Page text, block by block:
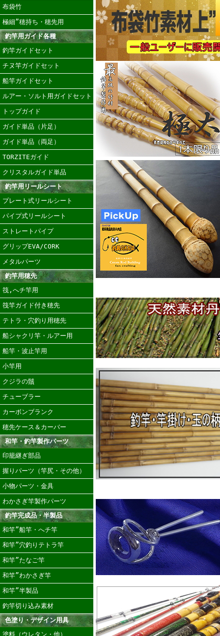
布袋竹
極細”穂持ち・穂先用
釣竿用ガイド各種
釣竿ガイドセット
チヌ竿ガイドセット
船竿ガイドセット
ルアー・ソルト用ガイドセット
トップガイド
ガイド単品（片足）
ガイド単品（両足）
TORZITEガイド
クリスタルガイド単品
釣竿用リールシート
プレート式リールシート
パイプ式リールシート
ストレートパイプ
グリップEVA/CORK
メタルパーツ
釣竿用穂先
筏,へチ竿用
筏竿ガイド付き穂先
テトラ・穴釣り用穂先
船シャクリ竿・ルアー用
船竿・波止竿用
小竿用
クジラの鬚
チューブラー
カーボンブランク
穂先ケース＆カーバー
和竿・釣竿製作パーツ
印籠継ぎ部品
握りパーツ（竿尻・その他）
小物パーツ・金具
わかさぎ竿製作パーツ
釣竿完成品・半製品
和竿”船竿・へチ竿
和竿”穴釣りテトラ竿
和竿”たなご竿
和竿”わかさぎ竿
和竿”半製品
釣竿切り込み素材
色塗り・デザイン用具
塗料（ウレタン・他）